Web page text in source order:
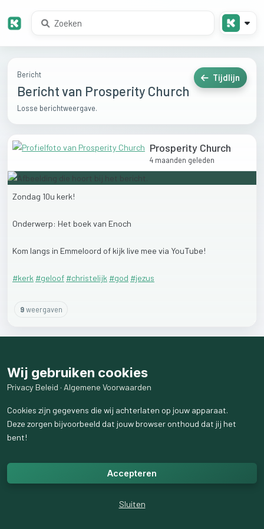
Bericht
Bericht van Prosperity Church
Losse berichtweergave.
Tijdlijn
Prosperity Church
4 maanden geleden
Zondag 10u kerk!
Onderwerp: Het boek van Enoch
Kom langs in Emmeloord of kijk live mee via YouTube!
#kerk #geloof #christelijk #god #jezus
9weergaven
Wij gebruiken cookies
Privacy Beleid · Algemene Voorwaarden
Cookies zijn gegevens die wij achterlaten op jouw apparaat.
Deze zorgen bijvoorbeeld dat jouw browser onthoud dat jij het
bent!
Accepteren
Sluiten